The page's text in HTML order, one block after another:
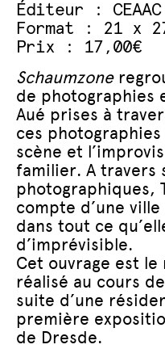
Éditeur : CEAAC
Format : 21 x
Prix : 17,00€
Schaumzone
de photographies
Aué prises à
ces
scène et
familier. A travers
photographiques,
compte d’une
dans tout ce
d’imprévisible.
Cet ouvrage est le
réalisé au cours
suite d’une
première
de Dresde.